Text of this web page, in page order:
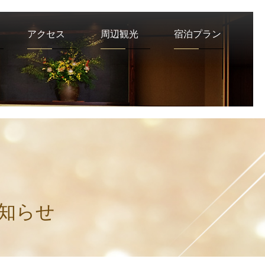
アクセス 周辺観光 宿泊プラン
呉
羽
ハ
イ
ツ
に
つ
い
て
アクセス
周辺観光
らせ